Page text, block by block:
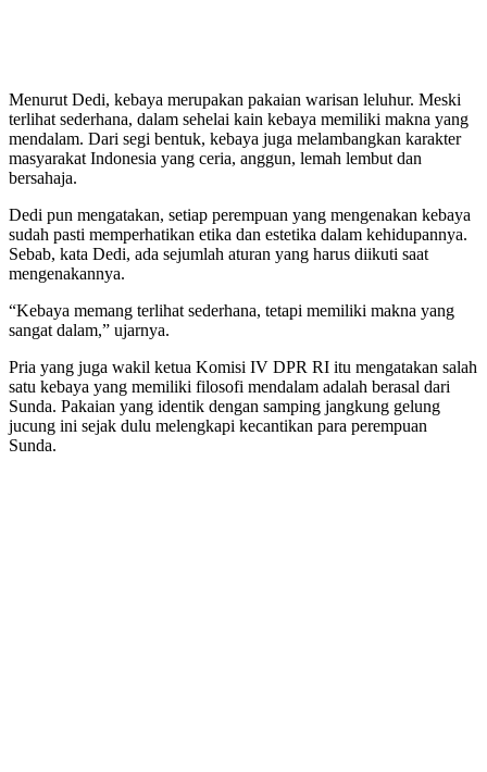
Menurut Dedi, kebaya merupakan pakaian warisan leluhur. Meski
terlihat sederhana, dalam sehelai kain kebaya memiliki makna yang
mendalam. Dari segi bentuk, kebaya juga melambangkan karakter
masyarakat Indonesia yang ceria, anggun, lemah lembut dan
bersahaja.
Dedi pun mengatakan, setiap perempuan yang mengenakan kebaya
sudah pasti memperhatikan etika dan estetika dalam kehidupannya.
Sebab, kata Dedi, ada sejumlah aturan yang harus diikuti saat
mengenakannya.
“Kebaya memang terlihat sederhana, tetapi memiliki makna yang
sangat dalam,” ujarnya.
Pria yang juga wakil ketua Komisi IV DPR RI itu mengatakan salah
satu kebaya yang memiliki filosofi mendalam adalah berasal dari
Sunda. Pakaian yang identik dengan samping jangkung gelung
jucung ini sejak dulu melengkapi kecantikan para perempuan
Sunda.